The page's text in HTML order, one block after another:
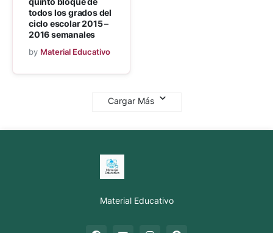
todos los grados del
ciclo escolar 2015 –
2016 semanales
by Material Educativo
Cargar Más
Material Educativo